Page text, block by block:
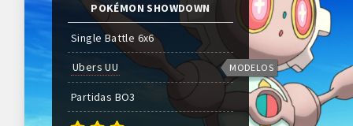
POKÉMON SHOWDOWN
Single Battle 6x6
Ubers UU
Partidas BO3
MODELOS